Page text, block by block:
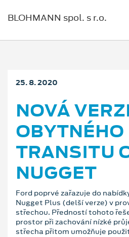
BLOHMANN spol. s r.o.
25. 8. 2020
NOVÁ
OBYTNÉHO
TRANSITU
NUGGET
Ford poprvé zařazuje do
Nugget Plus (delší verze) v
střechou. Předností tohoto
prostor při zachování nízké
střecha přitom umožňuje